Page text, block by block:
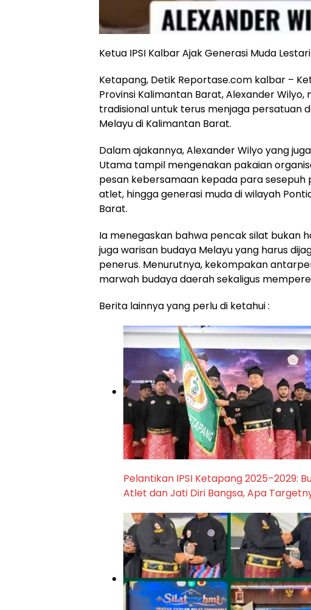
Ketua IPSI Kalbar Ajak Generasi Muda
Ketapang, Detik Reportase.com kalbar –
Provinsi Kalimantan Barat, Alexander
tradisional untuk terus menjaga persatuan
Melayu di Kalimantan Barat.
Dalam ajakannya, Alexander Wilyo yang
Utama tampil mengenakan pakaian
pesan kebersamaan kepada para sesepuh
atlet, hingga generasi muda di wilayah
Barat.
Ia menegaskan bahwa pencak silat bukan
juga warisan budaya Melayu yang harus
penerus. Menurutnya, kekompakan
marwah budaya daerah sekaligus
Berita lainnya yang perlu di ketahui :
Pelantikan IPSI Ketapang 2025–2029:
Atlet dan Jati Diri Bangsa, Apa